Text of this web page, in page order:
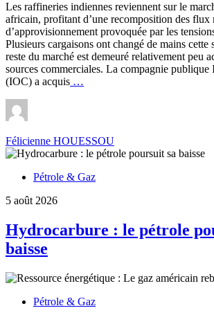
Les raffineries indiennes reviennent sur le
africain, profitant d’une recomposition des flux
d’approvisionnement provoquée par les
Plusieurs cargaisons ont changé de mains cette
reste du marché est demeuré relativement peu
sources commerciales. La compagnie
(IOC) a acquis …
pétrole
ouest-
regagne
Inde
Félicienne HOUESSOU
Pétrole & Gaz
5 août 2026
Hydrocarbure : le pétrole
baisse
Pétrole & Gaz